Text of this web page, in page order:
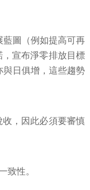
圖（例如提高可再
宣布淨零排放目標
與日俱增，這些趨勢
，因此必須要審慎
致性。